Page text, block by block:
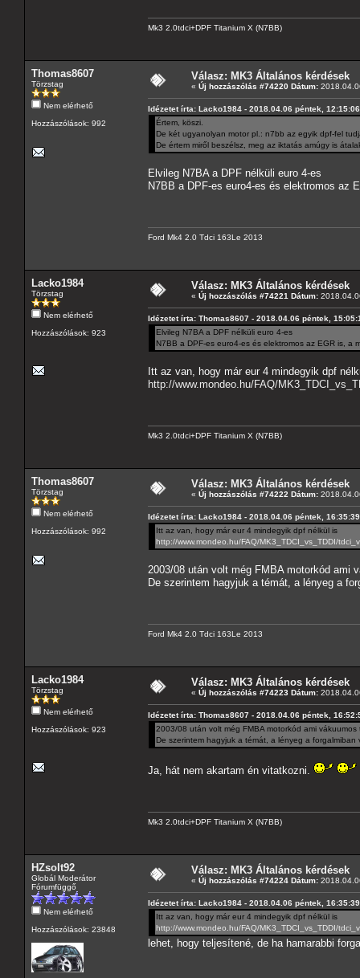
Mk3 2.0tdci+DPF Titanium X (N7BB)
Thomas8607
Törzstag
Nem elérhető
Hozzászólások: 992
Válasz: MK3 Általános kérdések
« Új hozzászólás #74220 Dátum:
Idézetet írta: Lacko1984 - 2018.04.06 péntek, 12:15:06
Értem, köszi.
De két ugyanolyan motor pl.: n7bb az egyik dpf-fel
De értem miről beszélsz, meg az iktatás amúgy is
Elvileg N7BA a DPF nélküli euro 4-es
N7BB a DPF-es euro4-es és elektromos az
Ford Mk4 2.0 Tdci 163Le 2013
Lacko1984
Törzstag
Nem elérhető
Hozzászólások: 923
Válasz: MK3 Általános kérdések
« Új hozzászólás #74221 Dátum:
Idézetet írta: Thomas8607 - 2018.04.06 péntek,
Elvileg N7BA a DPF nélküli euro 4-es
N7BB a DPF-es euro4-es és elektromos az EGR is, a
Itt az van, hogy már eur 4 mindegyik dpf
http://www.mondeo.hu/FAQ/
Mk3 2.0tdci+DPF Titanium X (N7BB)
Thomas8607
Törzstag
Nem elérhető
Hozzászólások: 992
Válasz: MK3 Általános kérdések
« Új hozzászólás #74222 Dátum:
Idézetet írta: Lacko1984 - 2018.04.06 péntek, 16:35:39
Itt az van, hogy már eur 4 mindegyik dpf nélkül is
http://www.mondeo.hu/FAQ/MK3_TDCI_vs_TDDI/
2003/08 után volt még FMBA motorkód ami
De szerintem hagyjuk a témát, a lényeg a
Ford Mk4 2.0 Tdci 163Le 2013
Lacko1984
Törzstag
Nem elérhető
Hozzászólások: 923
Válasz: MK3 Általános kérdések
« Új hozzászólás #74223 Dátum:
Idézetet írta: Thomas8607 - 2018.04.06 péntek,
2003/08 után volt még FMBA motorkód ami
De szerintem hagyjuk a témát, a lényeg a forgalmiban
Ja, hát nem akartam én vitatkozni.
Mk3 2.0tdci+DPF Titanium X (N7BB)
HZsolt92
Globál Moderátor
Fórumfüggő
Nem elérhető
Hozzászólások: 23848
Válasz: MK3 Általános kérdések
« Új hozzászólás #74224 Dátum:
Idézetet írta: Lacko1984 - 2018.04.06 péntek, 16:35:39
Itt az van, hogy már eur 4 mindegyik dpf nélkül is
http://www.mondeo.hu/FAQ/MK3_TDCI_vs_TDDI/
lehet, hogy teljesítené, de ha hamarabbi